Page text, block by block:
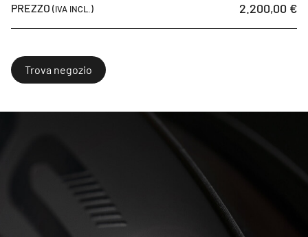
PREZZO (IVA INCL.) 2.200,00 €
Trova negozio